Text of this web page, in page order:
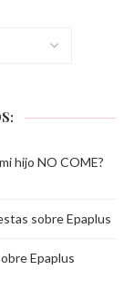
hijo NO COME?
sobre Epaplus
Epaplus